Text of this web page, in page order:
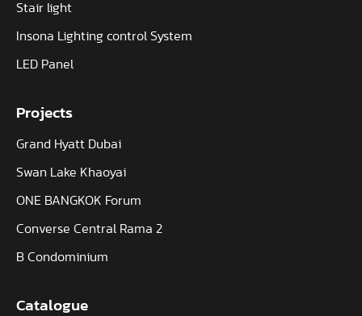
Stair light
Insona Lighting control System
LED Panel
Projects
Grand Hyatt Dubai
Swan Lake Khaoyai
ONE BANGKOK Forum
Converse Central Rama 2
B Condominium
Catalogue